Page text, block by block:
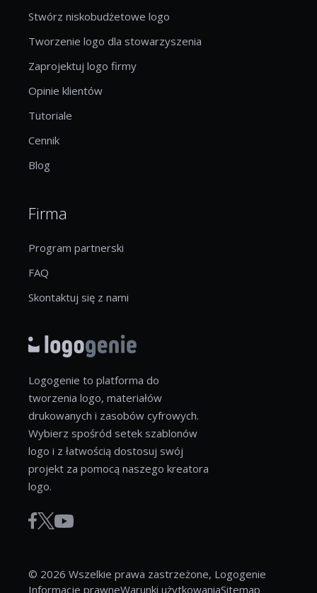
Stwórz niskobudżetowe logo
Tworzenie logo dla stowarzyszenia
Zaprojektuj logo firmy
Opinie klientów
Tutoriale
Cennik
Blog
Firma
Program partnerski
FAQ
Skontaktuj się z nami
Logogenie to platforma do
tworzenia logo, materiałów
drukowanych i zasobów cyfrowych.
Wybierz spośród setek szablonów
logo i z łatwością dostosuj swój
projekt za pomocą naszego kreatora
logo.
© 2026 Wszelkie prawa zastrzeżone, Logogenie
Informacje prawneWarunki użytkowaniaSitemap